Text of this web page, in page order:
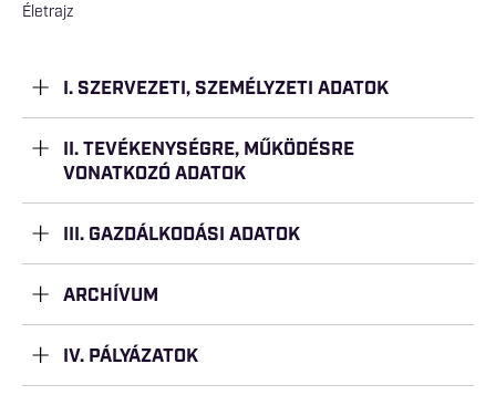
Életrajz
I. SZERVEZETI, SZEMÉLYZETI ADATOK
II. TEVÉKENYSÉGRE, MŰKÖDÉSRE
VONATKOZÓ ADATOK
III. GAZDÁLKODÁSI ADATOK
ARCHÍVUM
IV. PÁLYÁZATOK